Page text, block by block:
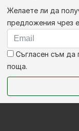
Желаете ли да
предложения чрез
Съгласен съм да
поща.